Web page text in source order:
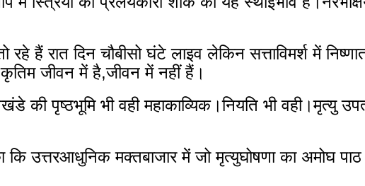
हैं रात दिन चौबीसो घंटे लाइव लेकिन सत्ताविमर्श में
जीवन में है,जीवन में नहीं हैं।
पृष्ठभूमि भी वही महाकाव्यिक।नियति भी वही।मृत्यु
उत्तरआधुनिक मक्तबाजार में जो मृत्युघोषणा का अमोघ